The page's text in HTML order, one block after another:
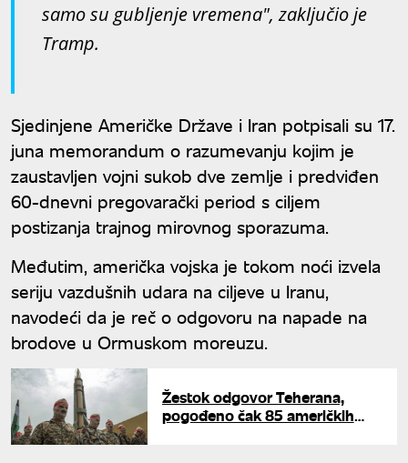
samo su gubljenje vremena", zaključio je
Tramp.
Sjedinjene Američke Države i Iran potpisali su 17.
juna memorandum o razumevanju kojim je
zaustavljen vojni sukob dve zemlje i predviđen
60-dnevni pregovarački period s ciljem
postizanja trajnog mirovnog sporazuma.
Međutim, američka vojska je tokom noći izvela
seriju vazdušnih udara na ciljeve u Iranu,
navodeći da je reč o odgovoru na napade na
brodove u Ormuskom moreuzu.
Žestok odgovor Teherana,
pogođeno čak 85 američkih